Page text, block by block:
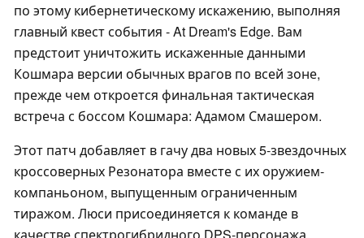
по этому кибернетическому искажению, выполняя
главный квест события - At Dream's Edge. Вам
предстоит уничтожить искаженные данными
Кошмара версии обычных врагов по всей зоне,
прежде чем откроется финальная тактическая
встреча с боссом Кошмара: Адамом Смашером.
Этот патч добавляет в гачу два новых 5-звездочных
кроссоверных Резонатора вместе с их оружием-
компаньоном, выпущенным ограниченным
тиражом. Люси присоединяется к команде в